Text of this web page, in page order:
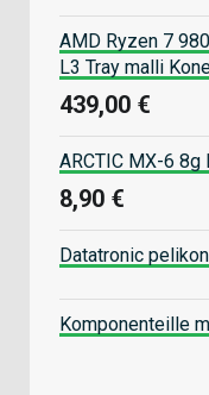
AMD Ryzen 7
L3 Tray malli
439,00 €
ARCTIC MX-6 8g
8,90 €
Datatronic
Komponenteille